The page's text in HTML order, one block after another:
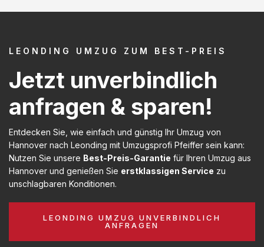
LEONDING UMZUG ZUM BEST-PREIS
Jetzt unverbindlich
anfragen & sparen!
Entdecken Sie, wie einfach und günstig Ihr Umzug von
Hannover nach Leonding mit Umzugsprofi Pfeiffer sein kann:
Nutzen Sie unsere Best-Preis-Garantie für Ihren Umzug aus
Hannover und genießen Sie erstklassigen Service zu
unschlagbaren Konditionen.
LEONDING UMZUG UNVERBINDLICH
ANFRAGEN